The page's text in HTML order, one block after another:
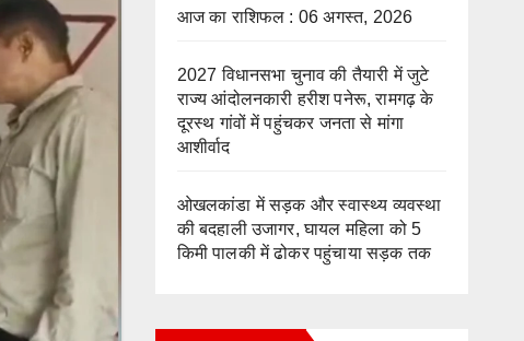
आज का राशिफल : 06 अगस्त, 2026
2027 विधानसभा चुनाव की तैयारी में जुटे
राज्य आंदोलनकारी हरीश पनेरू, रामगढ़ के
दूरस्थ गांवों में पहुंचकर जनता से मांगा
आशीर्वाद
ओखलकांडा में सड़क और स्वास्थ्य व्यवस्था
की बदहाली उजागर, घायल महिला को 5
किमी पालकी में ढोकर पहुंचाया सड़क तक